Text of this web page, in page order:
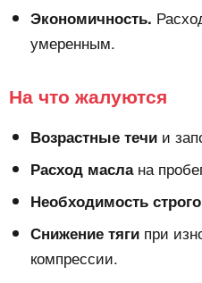
Экономичность.
умеренным.
На что жалуются
Возрастные течи и
Расход маслана
Необходимость
Снижение тяги при
компрессии.